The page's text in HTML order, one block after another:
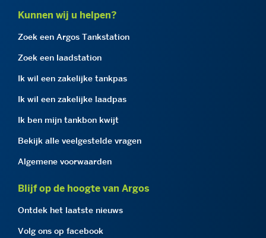
Kunnen wij u helpen?
Zoek een Argos Tankstation
Zoek een laadstation
Ik wil een zakelijke tankpas
Ik wil een zakelijke laadpas
Ik ben mijn tankbon kwijt
Bekijk alle veelgestelde vragen
Algemene voorwaarden
Blijf op de hoogte van Argos
Ontdek het laatste nieuws
Volg ons op facebook